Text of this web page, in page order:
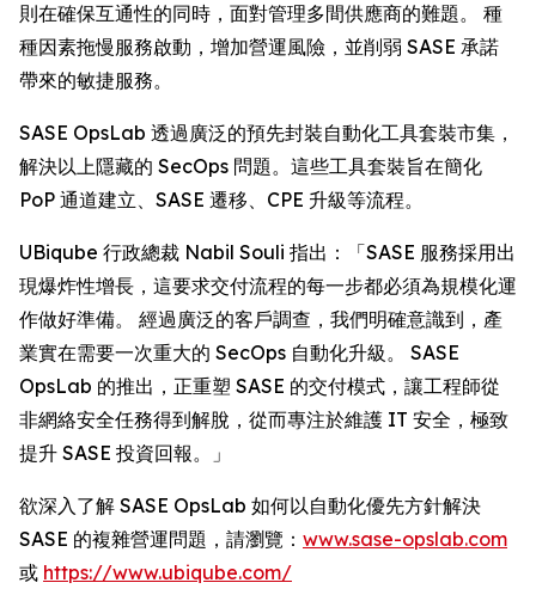
則在確保互通性的同時，面對管理多間供應商的難題。 種
種因素拖慢服務啟動，增加營運風險，並削弱 SASE 承諾
帶來的敏捷服務。
SASE OpsLab 透過廣泛的預先封裝自動化工具套裝市集，
解決以上隱藏的 SecOps 問題。這些工具套裝旨在簡化
PoP 通道建立、SASE 遷移、CPE 升級等流程。
UBiqube 行政總裁 Nabil Souli 指出：「SASE 服務採用出
現爆炸性增長，這要求交付流程的每一步都必須為規模化運
作做好準備。 經過廣泛的客戶調查，我們明確意識到，產
業實在需要一次重大的 SecOps 自動化升級。 SASE
OpsLab 的推出，正重塑 SASE 的交付模式，讓工程師從
非網絡安全任務得到解脫，從而專注於維護 IT 安全，極致
提升 SASE 投資回報。」
欲深入了解 SASE OpsLab 如何以自動化優先方針解決
SASE 的複雜營運問題，請瀏覽： www.sase-opslab.com
或 https://www.ubiqube.com/